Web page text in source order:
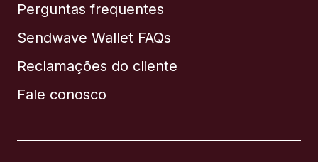
Perguntas frequentes
Sendwave Wallet FAQs
Reclamações do cliente
Fale conosco
Brasil